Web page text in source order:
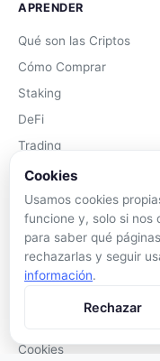
APRENDER
Qué son las Criptos
Cómo Comprar
Staking
DeFi
Trading
Glosario
EMPRESA
Sobre Nosotros
Cómo nos financiamos
Cookies
Cookies
Usamos cookies
funcione y, solo si nos
para saber qué
rechazarlas y seguir
información.
Rechazar